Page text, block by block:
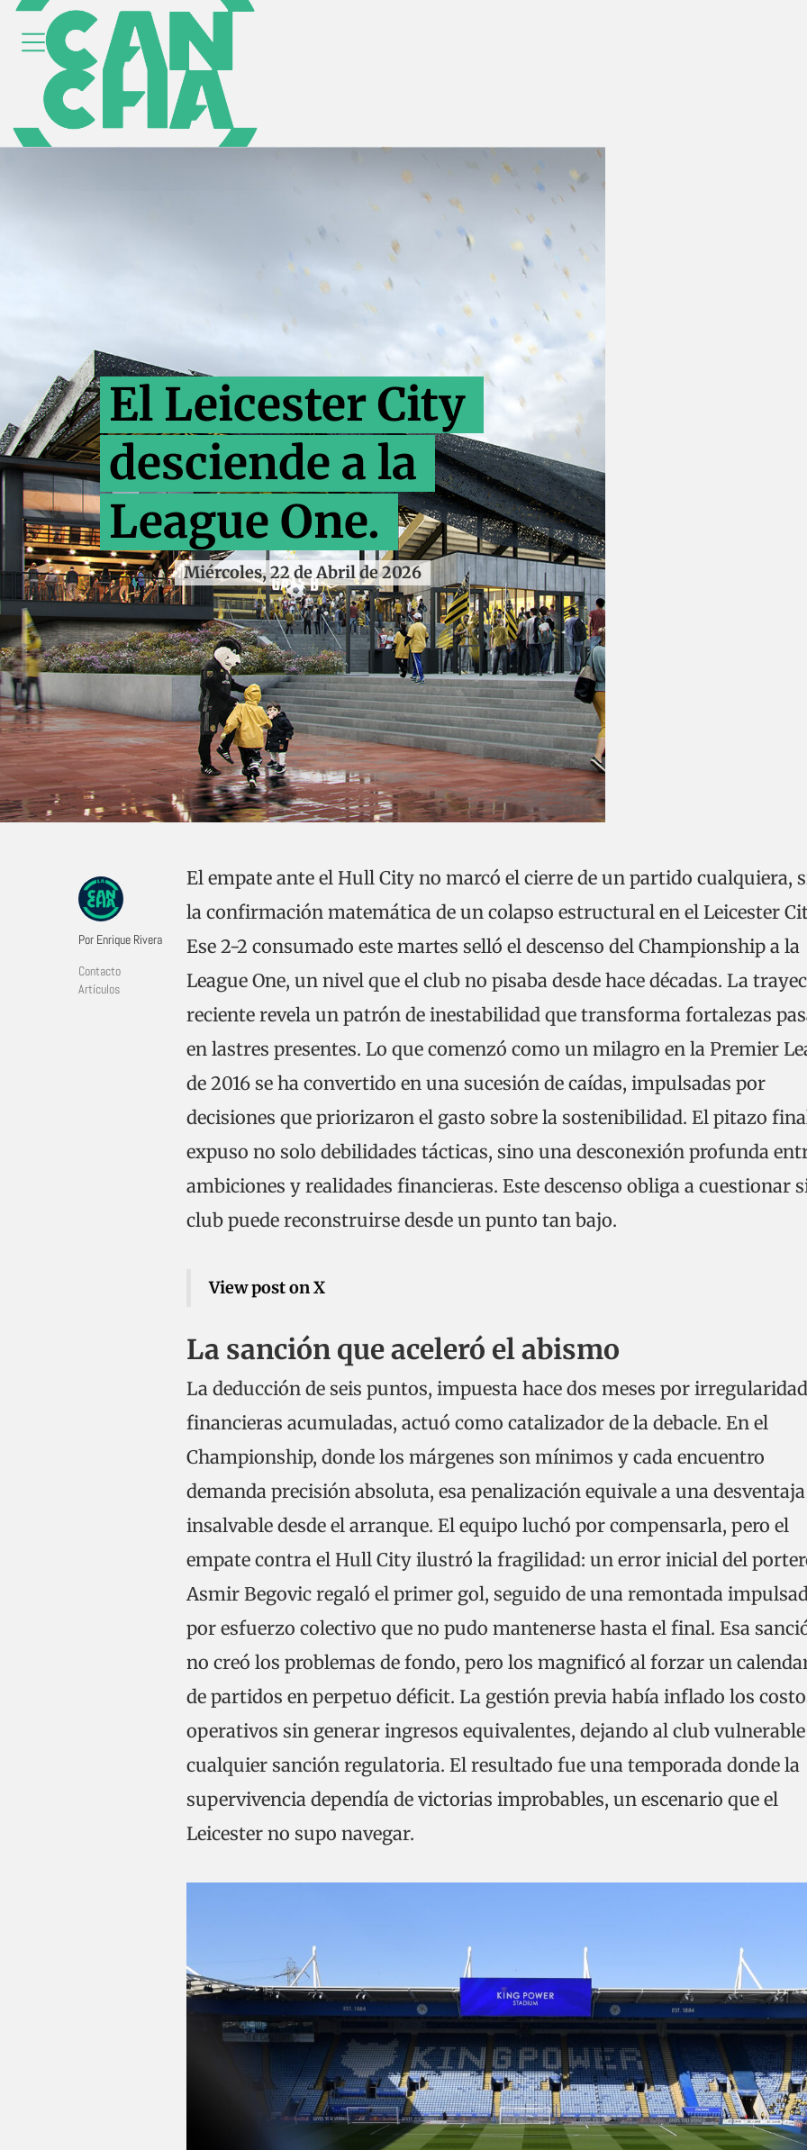
El Leicester City
desciende a la
League One.
Miércoles, 22 de Abril de 2026
Por Enrique Rivera
Contacto
Artículos
El empate ante el Hull City no marcó el cierre de un partido cualquiera,
la confirmación matemática de un colapso estructural en el Leicester
Ese 2-2 consumado este martes selló el descenso del Championship a la
League One, un nivel que el club no pisaba desde hace décadas. La
reciente revela un patrón de inestabilidad que transforma fortalezas
en lastres presentes. Lo que comenzó como un milagro en la Premier
de 2016 se ha convertido en una sucesión de caídas, impulsadas por
decisiones que priorizaron el gasto sobre la sostenibilidad. El pitazo
expuso no solo debilidades tácticas, sino una desconexión profunda
ambiciones y realidades financieras. Este descenso obliga a cuestionar
club puede reconstruirse desde un punto tan bajo.
View post on X
La sanción que aceleró el abismo
La deducción de seis puntos, impuesta hace dos meses por
financieras acumuladas, actuó como catalizador de la debacle. En el
Championship, donde los márgenes son mínimos y cada encuentro
demanda precisión absoluta, esa penalización equivale a una desventaja
insalvable desde el arranque. El equipo luchó por compensarla, pero el
empate contra el Hull City ilustró la fragilidad: un error inicial del
Asmir Begovic regaló el primer gol, seguido de una remontada
por esfuerzo colectivo que no pudo mantenerse hasta el final. Esa
no creó los problemas de fondo, pero los magnificó al forzar un
de partidos en perpetuo déficit. La gestión previa había inflado los
operativos sin generar ingresos equivalentes, dejando al club
cualquier sanción regulatoria. El resultado fue una temporada donde la
supervivencia dependía de victorias improbables, un escenario que el
Leicester no supo navegar.